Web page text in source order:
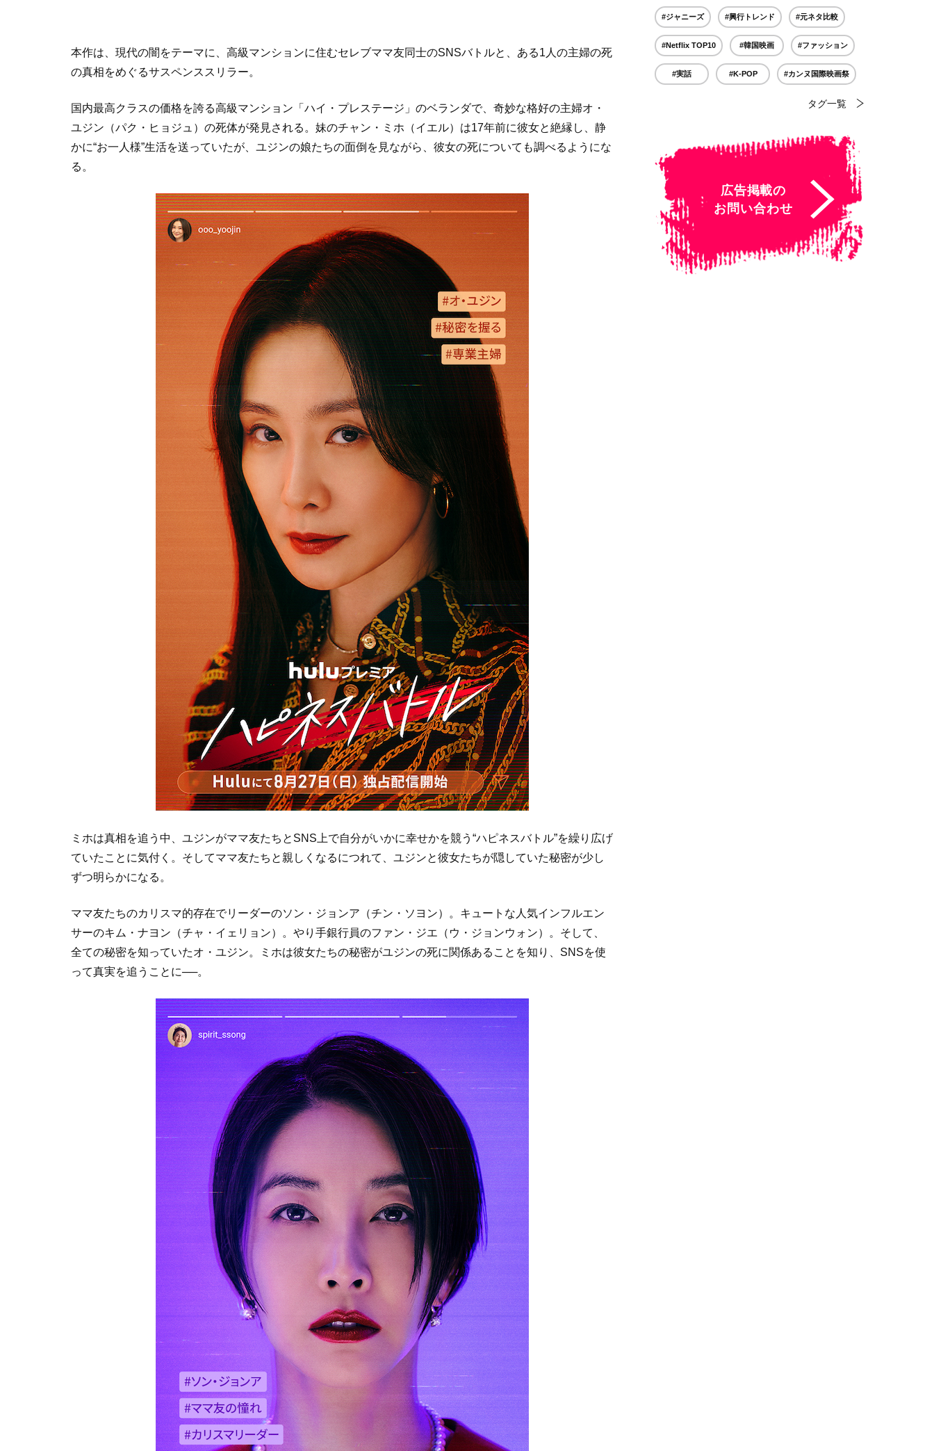
本作は、現代の闇をテーマに、高級マンションに住むセレブママ友同士のSNSバトルと、ある1人の主婦の死
の真相をめぐるサスペンススリラー。
国内最高クラスの価格を誇る高級マンション「ハイ・プレステージ」のベランダで、奇妙な格好の主婦オ・
ユジン（パク・ヒョジュ）の死体が発見される。妹のチャン・ミホ（イエル）は17年前に彼女と絶縁し、静
かに“お一人様”生活を送っていたが、ユジンの娘たちの面倒を見ながら、彼女の死についても調べるようにな
る。
ミホは真相を追う中、ユジンがママ友たちとSNS上で自分がいかに幸せかを競う“ハピネスバトル”を繰り広げ
ていたことに気付く。そしてママ友たちと親しくなるにつれて、ユジンと彼女たちが隠していた秘密が少し
ずつ明らかになる。
ママ友たちのカリスマ的存在でリーダーのソン・ジョンア（チン・ソヨン）。キュートな人気インフルエン
サーのキム・ナヨン（チャ・イェリョン）。やり手銀行員のファン・ジエ（ウ・ジョンウォン）。そして、
全ての秘密を知っていたオ・ユジン。ミホは彼女たちの秘密がユジンの死に関係あることを知り、SNSを使
って真実を追うことに──。
#ジャニーズ #興行トレンド #元ネタ比較
#Netflix TOP10 #韓国映画 #ファッション
#実話 #K-POP #カンヌ国際映画祭
タグ一覧
広告掲載の
お問い合わせ